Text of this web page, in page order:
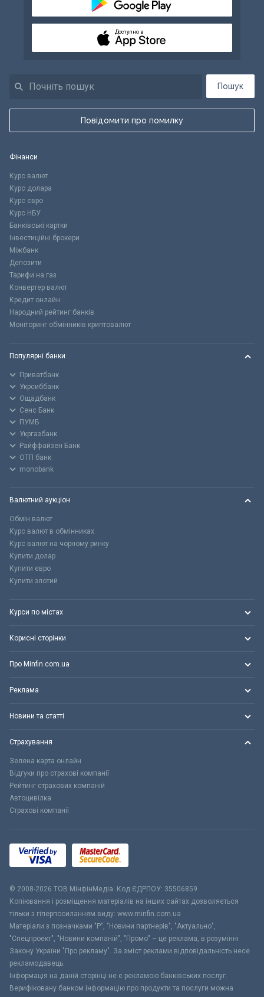
Пошук
Повідомити про помилку
Доступно в
Фінанси
Курс валют
Курс долара
Курс євро
Курс НБУ
Банківські картки
Інвестиційні брокери
Міжбанк
Депозити
Тарифи на газ
Конвертер валют
Кредит онлайн
Народний рейтинг банків
Моніторинг обмінників криптовалют
Популярні банки
Приватбанк
Укрсиббанк
Ощадбанк
Сенс Банк
ПУМБ
Укргазбанк
Райффайзен Банк
ОТП банк
monobank
Валютний аукціон
Обмін валют
Курс валют в обмінниках
Курс валют на чорному ринку
Купити долар
Купити євро
Купити злотий
Курси по містах
Корисні сторінки
Про Minfin.com.ua
Реклама
Новини та статті
Страхування
Зелена карта онлайн
Відгуки про страхові компанії
Рейтинг страхових компаній
Автоцивілка
Страхові компанії
© 2008-2026 ТОВ МiнфiнМедiа. Код ЄДРПОУ: 35506859
Копіювання і розміщення матеріалів на інших сайтах дозволяється
тільки з гіперпосиланням виду: www.minfin.com.ua
Матеріали з позначками "Р", "Новини партнерів", "Актуально",
"Спецпроект", "Новини компаній", "Промо" – це реклама, в розумінні
Закону України "Про рекламу". За зміст реклами відповідальність несе
рекламодавець.
Інформація на даній сторінці не є рекламою банківських послуг.
Верифіковану банком інформацію про продукти та послуги можна